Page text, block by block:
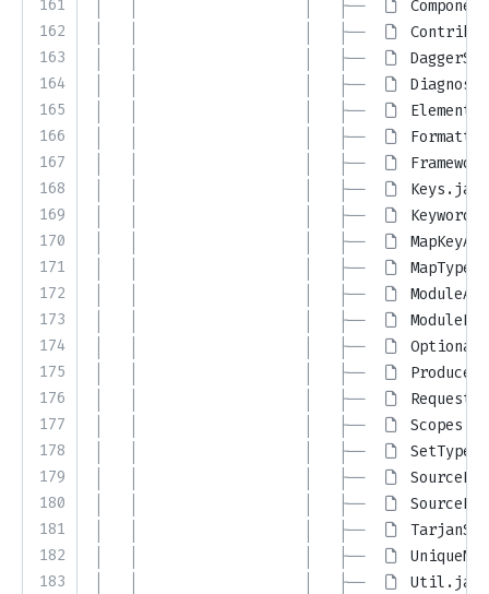
161
162
163
164
165
166
167
168
169
170
171
172
173
174
175
176
177
178
179
180
181
182
183
│   │                   │   ├──
│   │                   │   ├──
│   │                   │   ├──
│   │                   │   ├──
│   │                   │   ├──
│   │                   │   ├──
│   │                   │   ├──
│   │                   │   ├──
Keys.java
│   │                   │   ├──
│   │                   │   ├──
│   │                   │   ├──
│   │                   │   ├──
│   │                   │   ├──
│   │                   │   ├──
│   │                   │   ├──
│   │                   │   ├──
│   │                   │   ├──
│   │                   │   ├──
│   │                   │   ├──
│   │                   │   ├──
│   │                   │   ├──
│   │                   │   ├──
│   │                   │   ├──
Util.java